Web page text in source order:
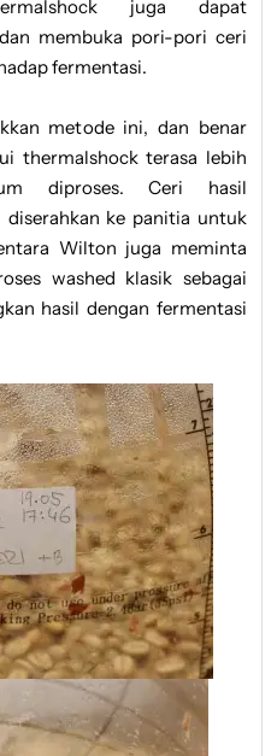
juga dapat
membuka pori-pori ceri
fermentasi.
metode ini, dan benar
thermalshock terasa lebih
diproses. Ceri hasil
ke panitia untuk
Wilton juga meminta
washed klasik sebagai
hasil dengan fermentasi